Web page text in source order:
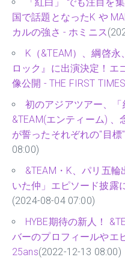
「紅白」 でも注目を
国で話題となったK や
カルの強さ - ホミニス
K（&TEAM）、綱啓
ロック』に出演決定！エ
像公開 - THE FIRST TIMES
初のアジアツアー、
&TEAM(エンティーム)
が誓ったそれぞれの"目標
08:00)
&TEAM・K、パリ五
いた仲」エピソード披露
(2024-08-04 07:00)
HYBE期待の新人！
バーのプロフィールやエ
25ans(2022-12-13 08:00)